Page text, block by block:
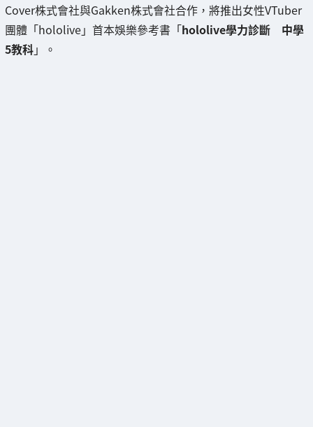
Cover株式會社與Gakken株式會社合作，將推出女性VTuber
團體「hololive」首本娛樂參考書「hololive學力診斷 中學
5教科」。